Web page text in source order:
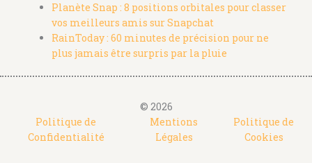
Planète Snap : 8 positions orbitales pour classer
vos meilleurs amis sur Snapchat
RainToday : 60 minutes de précision pour ne
plus jamais être surpris par la pluie
© 2026
Politique de
Confidentialité
Mentions
Légales
Politique de
Cookies